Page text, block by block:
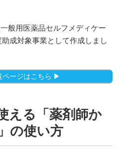
般用医薬品セルフメディケー
成対象事業として作成しまし
ページはこちら ▶
える「薬剤師か
の使い方